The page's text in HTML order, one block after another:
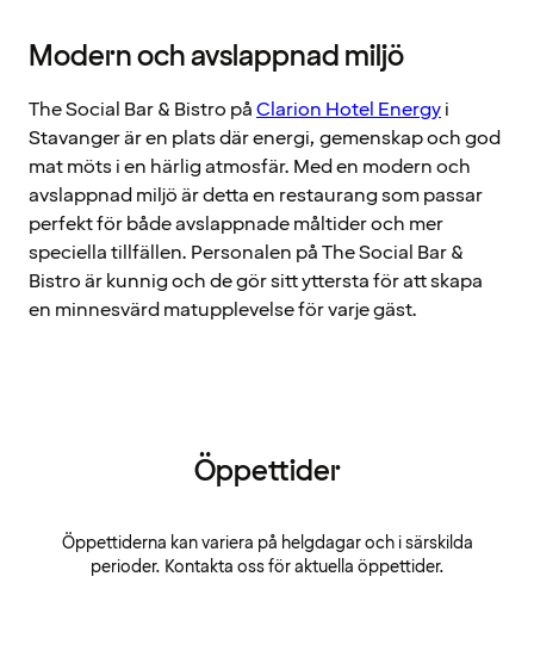
Modern och avslappnad miljö
The Social Bar & Bistro påClarion Hotel Energyi
Stavanger är en plats där energi, gemenskap och god
mat möts i en härlig atmosfär. Med en modern och
avslappnad miljö är detta en restaurang som passar
perfekt för både avslappnade måltider och mer
speciella tillfällen. Personalen på The Social Bar &
Bistro är kunnig och de gör sitt yttersta för att skapa
en minnesvärd matupplevelse för varje gäst.
Öppettider
Öppettiderna kan variera på helgdagar och i särskilda
perioder. Kontakta oss för aktuella öppettider.